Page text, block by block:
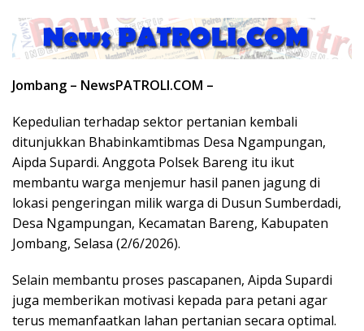
Jombang – NewsPATROLI.COM –
Kepedulian terhadap sektor pertanian kembali
ditunjukkan Bhabinkamtibmas Desa Ngampungan,
Aipda Supardi. Anggota Polsek Bareng itu ikut
membantu warga menjemur hasil panen jagung di
lokasi pengeringan milik warga di Dusun Sumberdadi,
Desa Ngampungan, Kecamatan Bareng, Kabupaten
Jombang, Selasa (2/6/2026).
Selain membantu proses pascapanen, Aipda Supardi
juga memberikan motivasi kepada para petani agar
terus memanfaatkan lahan pertanian secara optimal.